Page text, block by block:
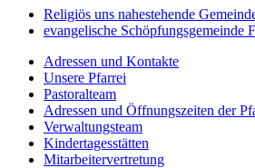
Religiös uns nahestehende
evangelische Schöpfungsgemeinde
Adressen und Kontakte
Unsere Pfarrei
Pastoralteam
Adressen und Öffnungszeiten der
Verwaltungsteam
Kindertagesstätten
Mitarbeitervertretung